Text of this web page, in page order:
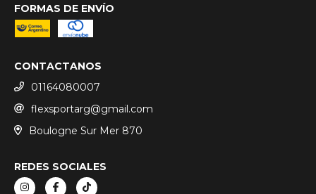
FORMAS DE ENVÍO
CONTACTANOS
01164080007
flexsportarg@gmail.com
Boulogne Sur Mer 870
REDES SOCIALES